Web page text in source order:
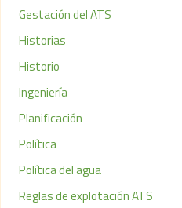
Gestación del ATS
Historias
Historio
Ingeniería
Planificación
Política
Política del agua
Reglas de explotación ATS